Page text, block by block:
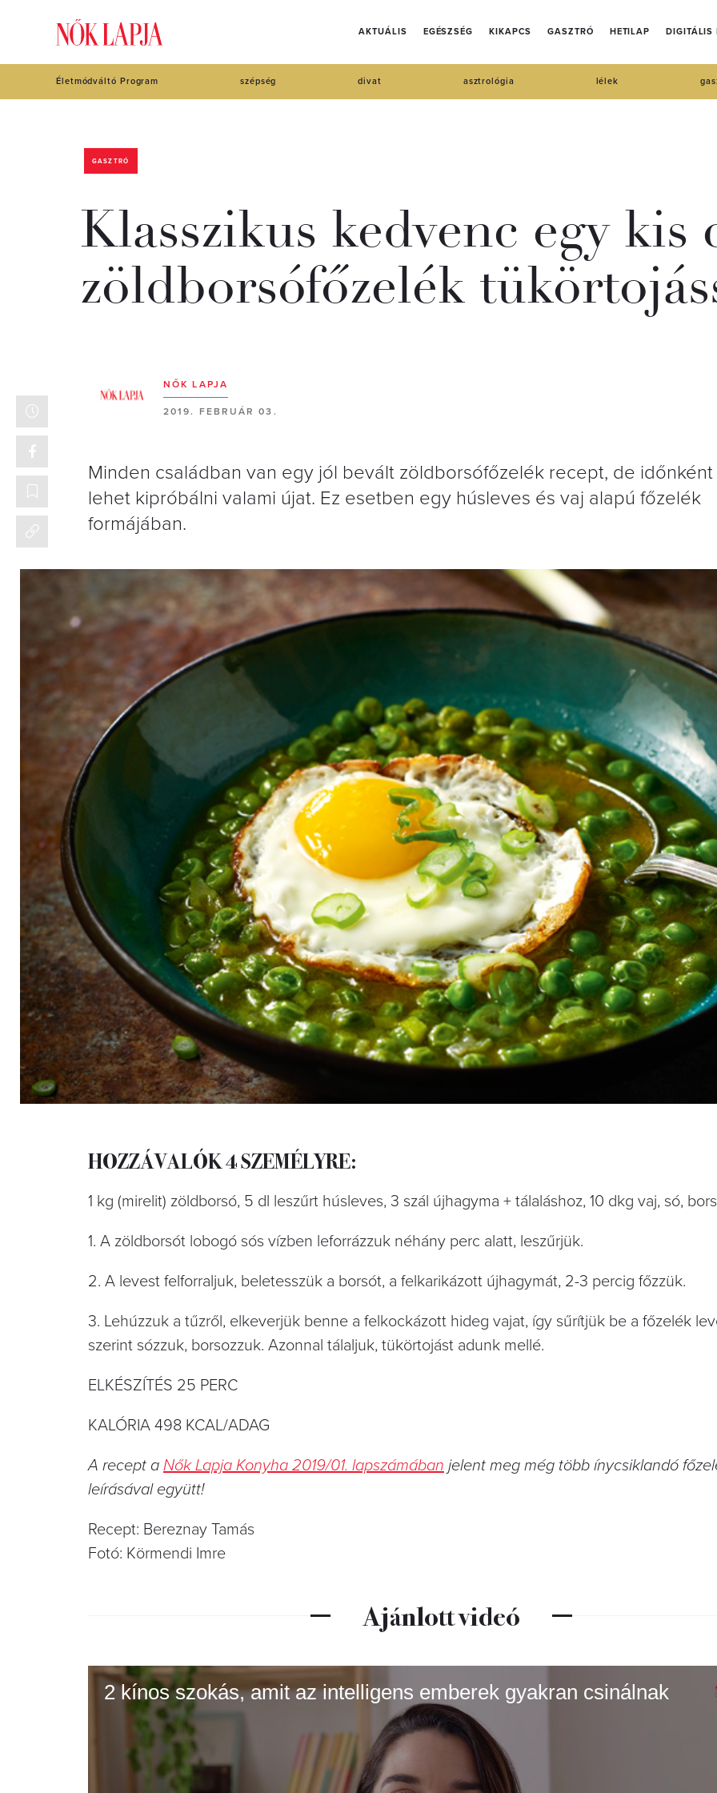
AKTUÁLIS EGÉSZSÉG KIKAPCS GASZTRÓ HETILAP DIGITÁLIS
Életmódváltó Program szépség divat asztrológia lélek
GASZTRÓ
Klasszikus kedvenc egy kis
zöldborsófőzelék
NŐK LAPJA
2019. FEBRUÁR 03.
Minden családban van egy jól bevált zöldborsófőzelék recept, de
lehet kipróbálni valami újat. Ez esetben egy húsleves és vaj alapú főzelék
formájában.
HOZZÁVALÓK 4 SZEMÉLYRE:
1 kg (mirelit) zöldborsó, 5 dl leszűrt húsleves, 3 szál újhagyma + tálaláshoz, 10 dkg vaj, só,
1. A zöldborsót lobogó sós vízben leforrázzuk néhány perc alatt, leszűrjük.
2. A levest felforraljuk, beletesszük a borsót, a felkarikázott újhagymát, 2-3 percig főzzük.
3. Lehúzzuk a tűzről, elkeverjük benne a felkockázott hideg vajat, így sűrítjük be a főzelék
szerint sózzuk, borsozzuk. Azonnal tálaljuk, tükörtojást adunk mellé.
ELKÉSZÍTÉS 25 PERC
KALÓRIA 498 KCAL/ADAG
A recept a Nők Lapja Konyha 2019/01. lapszámában jelent meg még több ínycsiklandó
leírásával együtt!
Recept: Bereznay Tamás
Fotó: Körmendi Imre
Ajánlott videó
2 kínos szokás, amit az intelligens emberek gyakran csinálnak